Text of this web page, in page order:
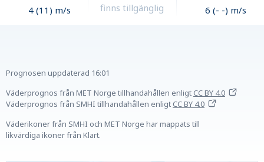
4 (11) m/s
finns tillgänglig
6 (- -) m/s
Prognosen uppdaterad 16:01
Väderprognos från MET Norge tillhandahållen enligtCC BY 4.0
Väderprognos från SMHI tillhandahållen enligtCC BY 4.0
Väderikoner från SMHI och MET Norge har mappats till
likvärdiga ikoner från Klart.